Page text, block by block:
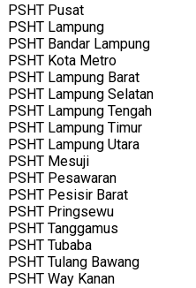
PSHT Pusat
PSHT Lampung
PSHT Bandar Lampung
PSHT Kota Metro
PSHT Lampung Barat
PSHT Lampung Selatan
PSHT Lampung Tengah
PSHT Lampung Timur
PSHT Lampung Utara
PSHT Mesuji
PSHT Pesawaran
PSHT Pesisir Barat
PSHT Pringsewu
PSHT Tanggamus
PSHT Tubaba
PSHT Tulang Bawang
PSHT Way Kanan